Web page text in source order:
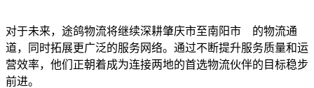
对于未来，途鸽物流将继续深耕肇庆市至南阳市 的物流通
道，同时拓展更广泛的服务网络。通过不断提升服务质量和运
营效率，他们正朝着成为连接两地的首选物流伙伴的目标稳步
前进。